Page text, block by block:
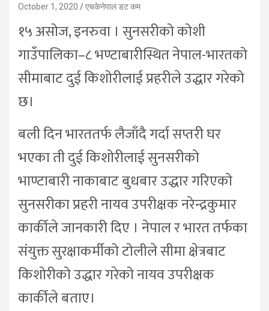
October 1, 2020 एचकेनेपाल डट कम
१५ असोज, इनरुवा । सुनसरीको कोशी
गाउँपालिका–८ भण्टाबारीस्थित नेपाल-भारतको
सीमाबाट दुई किशोरीलाई प्रहरीले उद्धार गरेको
छ।
बली दिन भारततर्फ लैजाँदै गर्दा सप्तरी घर
भएका ती दुई किशोरीलाई सुनसरीको
भाण्टाबारी नाकाबाट बुधबार उद्धार गरिएको
सुनसरीका प्रहरी नायव उपरीक्षक नरेन्द्रकुमार
कार्कीले जानकारी दिए । नेपाल र भारत तर्फका
संयुक्त सुरक्षाकर्मीको टोलीले सीमा क्षेत्रबाट
किशोरीको उद्धार गरेको नायव उपरीक्षक
कार्कीले बताए।